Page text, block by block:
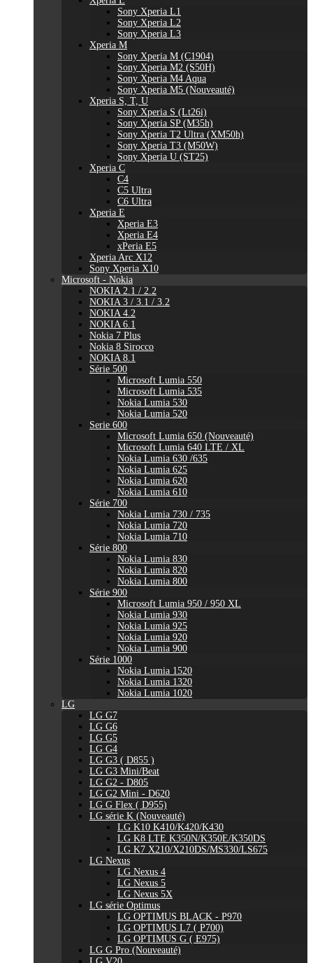
Sony Xperia L1
Sony Xperia L2
Sony Xperia L3
Xperia M
Sony Xperia M (C1904)
Sony Xperia M2 (S50H)
Sony Xperia M4 Aqua
Sony Xperia M5 (Nouveauté)
Xperia S, T, U
Sony Xperia S (Lt26i)
Sony Xperia SP (M35h)
Sony Xperia T2 Ultra (XM50h)
Sony Xperia T3 (M50W)
Sony Xperia U (ST25)
Xperia C
C4
C5 Ultra
C6 Ultra
Xperia E
Xperia E3
Xperia E4
xPeria E5
Xperia Arc X12
Sony Xperia X10
Microsoft - Nokia
NOKIA 2.1 / 2.2
NOKIA 3 / 3.1 / 3.2
NOKIA 4.2
NOKIA 6.1
Nokia 7 Plus
Nokia 8 Sirocco
NOKIA 8.1
Série 500
Microsoft Lumia 550
Microsoft Lumia 535
Nokia Lumia 530
Nokia Lumia 520
Serie 600
Microsoft Lumia 650 (Nouveauté)
Microsoft Lumia 640 LTE / XL
Nokia Lumia 630 /635
Nokia Lumia 625
Nokia Lumia 620
Nokia Lumia 610
Série 700
Nokia Lumia 730 / 735
Nokia Lumia 720
Nokia Lumia 710
Série 800
Nokia Lumia 830
Nokia Lumia 820
Nokia Lumia 800
Série 900
Microsoft Lumia 950 / 950 XL
Nokia Lumia 930
Nokia Lumia 925
Nokia Lumia 920
Nokia Lumia 900
Série 1000
Nokia Lumia 1520
Nokia Lumia 1320
Nokia Lumia 1020
LG
LG G7
LG G6
LG G5
LG G4
LG G3 ( D855 )
LG G3 Mini/Beat
LG G2 - D805
LG G2 Mini - D620
LG G Flex ( D955)
LG série K (Nouveauté)
LG K10 K410/K420/K430
LG K8 LTE K350N/K350E/K350DS
LG K7 X210/X210DS/MS330/LS675
LG Nexus
LG Nexus 4
LG Nexus 5
LG Nexus 5X
LG série Optimus
LG OPTIMUS BLACK - P970
LG OPTIMUS L7 ( P700)
LG OPTIMUS G ( E975)
LG G Pro (Nouveauté)